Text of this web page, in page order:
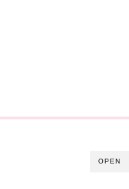
OPEN